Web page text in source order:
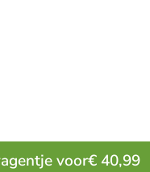
voor€ 40,99